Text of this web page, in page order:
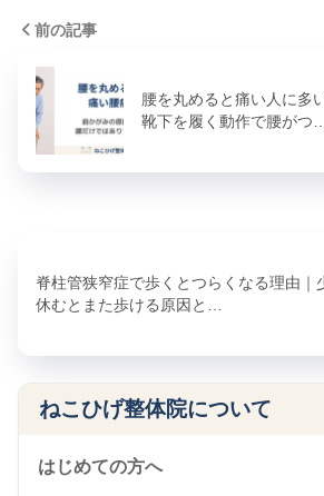
前の記事
腰を丸めると痛い人に多
靴下を履く動作で腰がつ
脊柱管狭窄症で歩くとつらくなる理由｜
休むとまた歩ける原因と…
ねこひげ整体院について
はじめての方へ